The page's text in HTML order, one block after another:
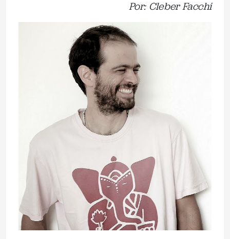
Por: Cleber Facchi